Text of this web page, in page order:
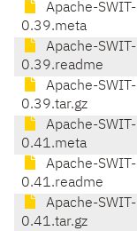
Apache-SWIT-
0.39.meta
Apache-SWIT-
0.39.readme
Apache-SWIT-
0.39.tar.gz
Apache-SWIT-
0.41.meta
Apache-SWIT-
0.41.readme
Apache-SWIT-
0.41.tar.gz